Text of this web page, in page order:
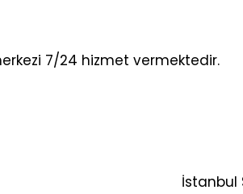
7/24 hizmet vermektedir.
İstanbul